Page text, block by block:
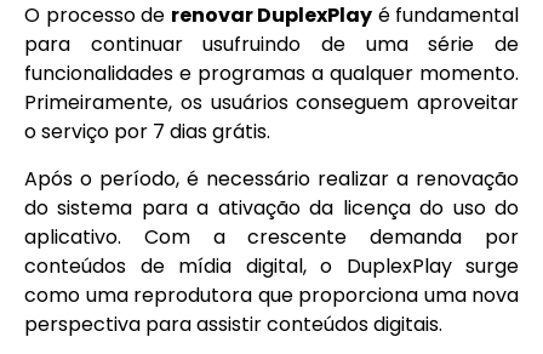
O processo de renovar DuplexPlay é fundamental
para continuar usufruindo de uma série de
funcionalidades e programas a qualquer momento.
Primeiramente, os usuários conseguem aproveitar
o serviço por 7 dias grátis.
Após o período, é necessário realizar a renovação
do sistema para a ativação da licença do uso do
aplicativo. Com a crescente demanda por
conteúdos de mídia digital, o DuplexPlay surge
como uma reprodutora que proporciona uma nova
perspectiva para assistir conteúdos digitais.